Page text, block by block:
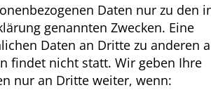
Daten nur zu den
genannten Zwecken. Eine
Daten an Dritte zu anderen
findet nicht statt. Wir geben Ihre
nur an Dritte weiter, wenn: